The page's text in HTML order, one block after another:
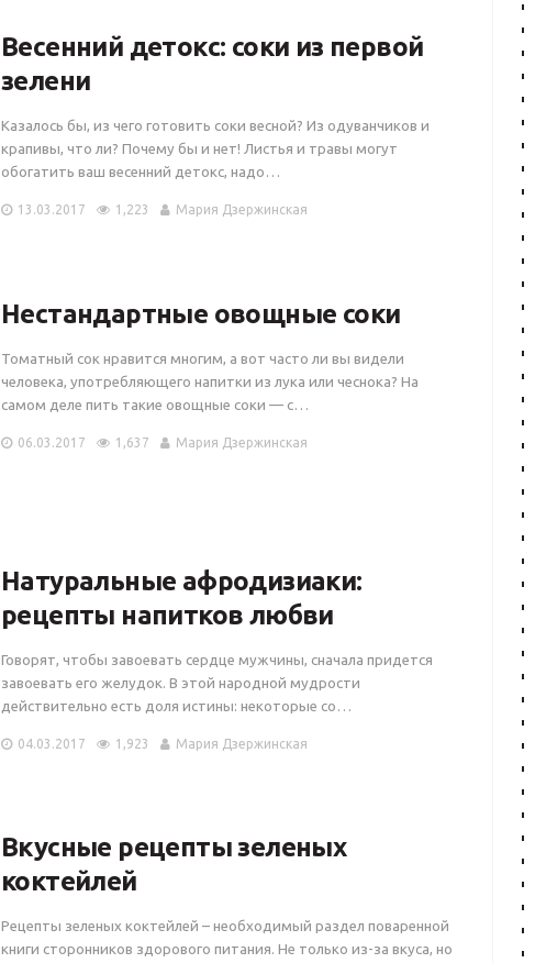
Весенний детокс: соки из первой
зелени
Казалось бы, из чего готовить соки весной? Из одуванчиков и
крапивы, что ли? Почему бы и нет! Листья и травы могут
обогатить ваш весенний детокс, надо…
13.03.2017 1,223 Мария Дзержинская
Нестандартные овощные соки
Томатный сок нравится многим, а вот часто ли вы видели
человека, употребляющего напитки из лука или чеснока? На
самом деле пить такие овощные соки — с…
06.03.2017 1,637 Мария Дзержинская
Натуральные афродизиаки:
рецепты напитков любви
Говорят, чтобы завоевать сердце мужчины, сначала придется
завоевать его желудок. В этой народной мудрости
действительно есть доля истины: некоторые со…
04.03.2017 1,923 Мария Дзержинская
Вкусные рецепты зеленых
коктейлей
Рецепты зеленых коктейлей – необходимый раздел поваренной
книги сторонников здорового питания. Не только из-за вкуса, но